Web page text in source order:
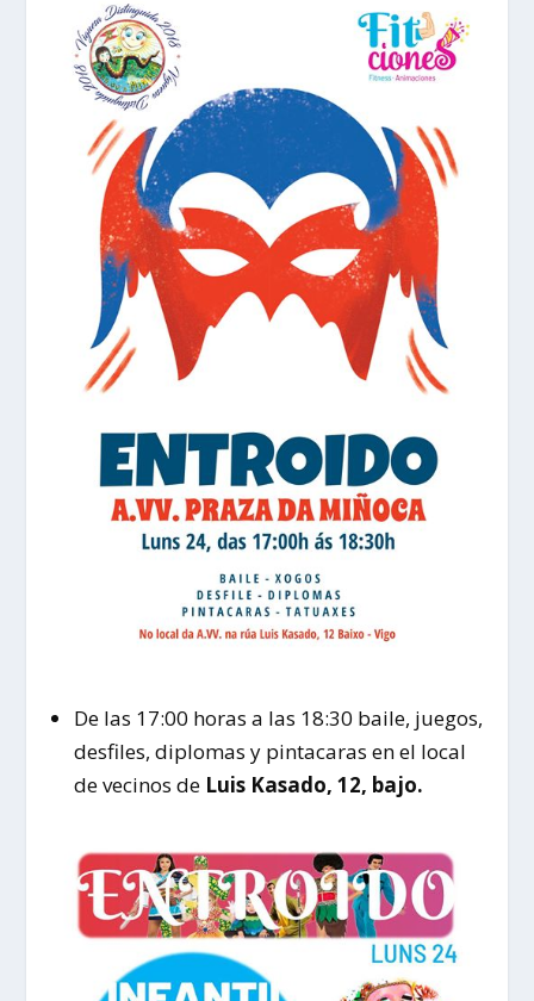
De las 17:00 horas a las 18:30 baile, juegos,
desfiles, diplomas y pintacaras en el local
de vecinos de Luis Kasado, 12, bajo.